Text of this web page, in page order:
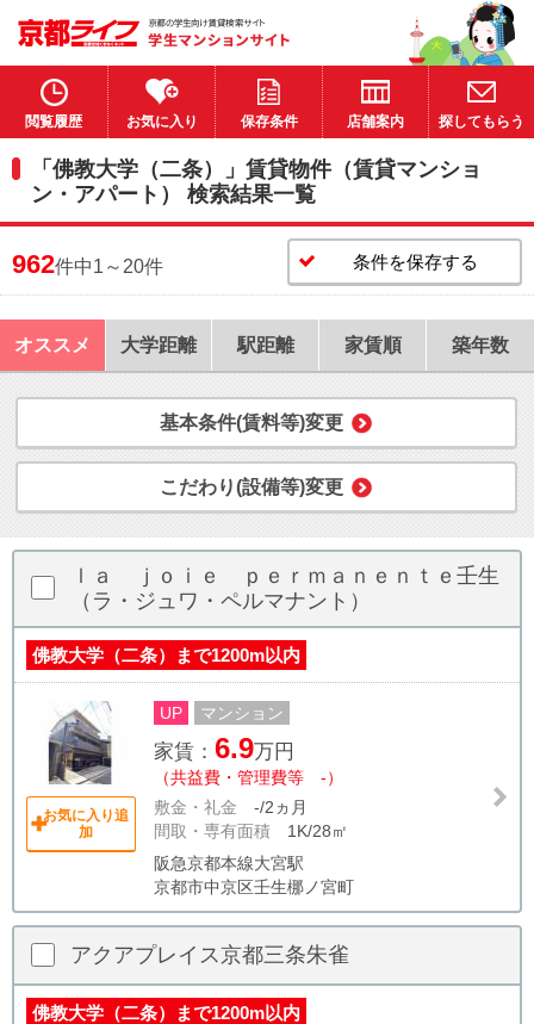
閲覧履歴 お気に入り 保存条件 店舗案内 探してもらう
「佛教大学（二条）」賃貸物件（賃貸マンショ
ン・アパート） 検索結果一覧
962件中1～20件 条件を保存する
オススメ 大学距離 駅距離 家賃順 築年数
基本条件(賃料等)変更
こだわり(設備等)変更
ｌａ ｊｏｉｅ ｐｅｒｍａｎｅｎｔｅ壬生
（ラ・ジュワ・ペルマナント）
佛教大学（二条）まで1200m以内
お気に入り追
加
UP マンション
家賃： 6.9万円
（共益費・管理費等 -）
敷金・礼金 -/2ヵ月
間取・専有面積 1K/28㎡
阪急京都本線大宮駅
京都市中京区壬生梛ノ宮町
アクアプレイス京都三条朱雀
佛教大学（二条）まで1200m以内